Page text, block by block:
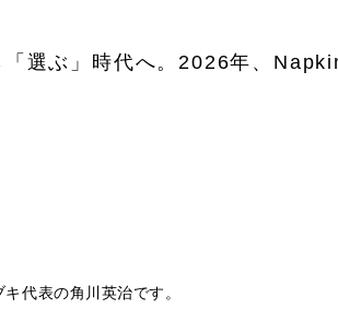
選ぶ」時代へ。2026年、
代表の角川英治です。